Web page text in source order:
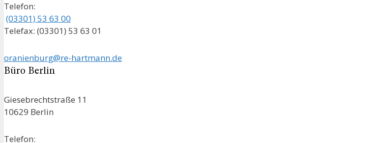
Telefon:
(03301) 53 63 00
Telefax: (03301) 53 63 01
oranienburg@re-hartmann.de
Büro Berlin
Giesebrechtstraße 11
10629 Berlin
Telefon: